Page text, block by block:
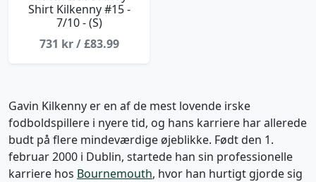
Shirt Kilkenny #15 -
7/10 - (S)
731 kr / £83.99
Gavin Kilkenny er en af de mest lovende irske
fodboldspillere i nyere tid, og hans karriere har allerede
budt på flere mindeværdige øjeblikke. Født den 1.
februar 2000 i Dublin, startede han sin professionelle
karriere hos Bournemouth, hvor han hurtigt gjorde sig